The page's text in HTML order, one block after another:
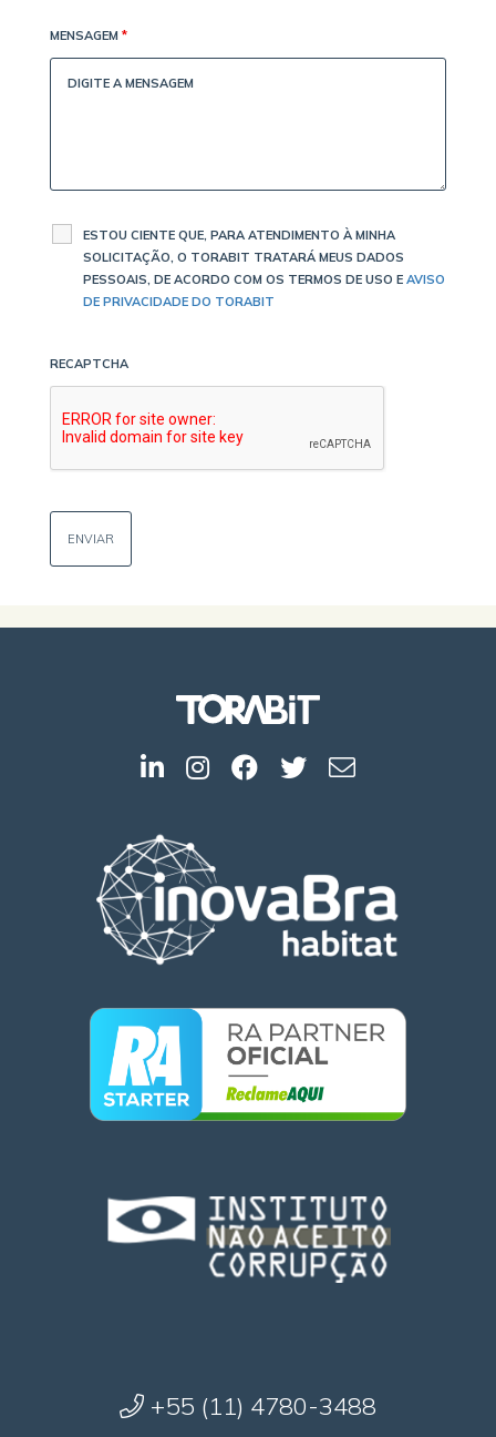
MENSAGEM *
ESTOU CIENTE QUE, PARA ATENDIMENTO À MINHA
SOLICITAÇÃO, O TORABIT TRATARÁ MEUS DADOS
PESSOAIS, DE ACORDO COM OS TERMOS DE USO E AVISO
DE PRIVACIDADE DO TORABIT
RECAPTCHA
+55 (11) 4780-3488